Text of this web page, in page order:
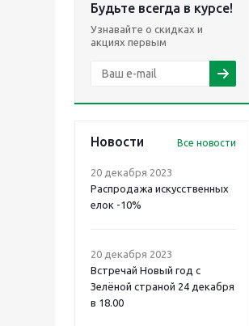
Будьте всегда в курсе!
Узнавайте о скидках и
акциях первым
Новости Все новости
20 декабря 2023
Распродажа искусственных
елок -10%
20 декабря 2023
Встречай Новый год с
Зелёной страной 24 декабря
в 18.00